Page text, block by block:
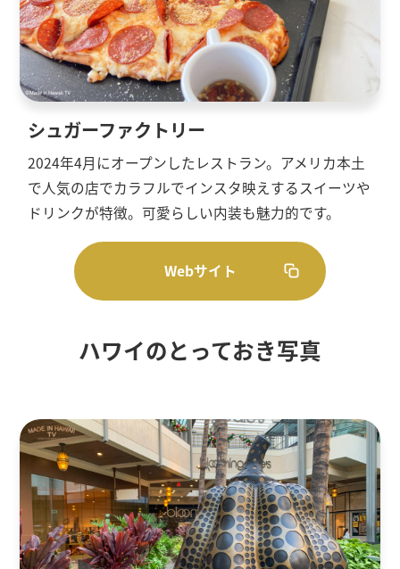
シュガーファクトリー
2024年4月にオープンしたレストラン。アメリカ本土
で人気の店でカラフルでインスタ映えするスイーツや
ドリンクが特徴。可愛らしい内装も魅力的です。
Webサイト
ハワイのとっておき写真